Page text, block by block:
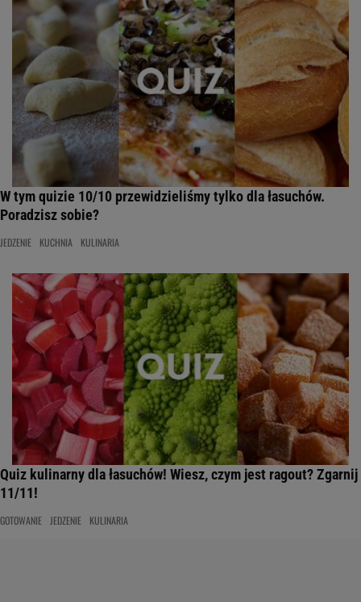
W tym quizie 10/10 przewidzieliśmy tylko dla łasuchów.
Poradzisz sobie?
JEDZENIE KUCHNIA KULINARIA
Quiz kulinarny dla łasuchów! Wiesz, czym jest ragout? Zgarnij
11/11!
GOTOWANIE JEDZENIE KULINARIA